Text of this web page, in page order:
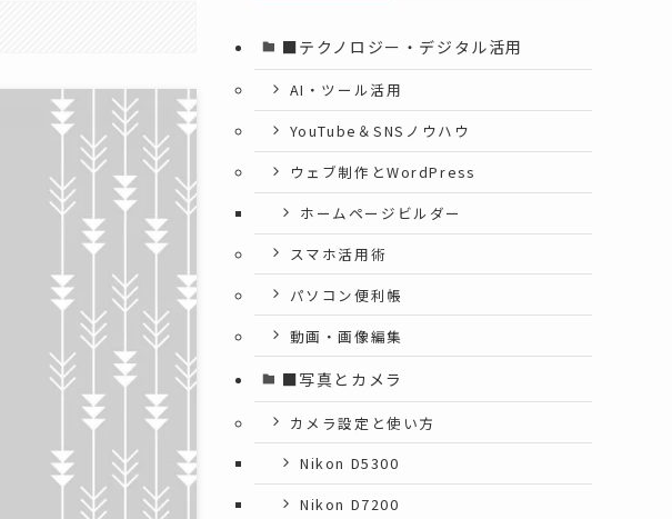
■テクノロジー・デジタル活用
AI・ツール活用
YouTube＆SNSノウハウ
ウェブ制作とWordPress
ホームページビルダー
スマホ活用術
パソコン便利帳
動画・画像編集
■写真とカメラ
カメラ設定と使い方
Nikon D5300
Nikon D7200